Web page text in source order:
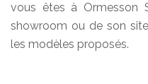
vous êtes à Ormesson
showroom ou de son
les modèles proposés.